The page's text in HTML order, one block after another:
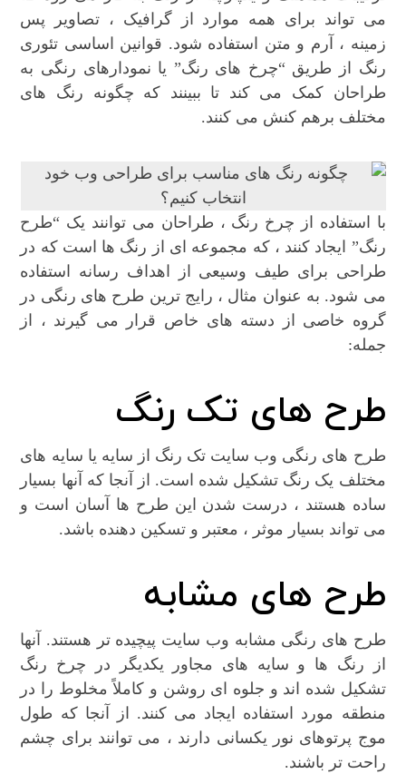
می تواند برای همه موارد از گرافیک ، تصاویر پس
زمینه ، آرم و متن استفاده شود. قوانین اساسی تئوری
رنگ از طریق “چرخ های رنگ” یا نمودارهای رنگی به
طراحان کمک می کند تا ببینند که چگونه رنگ های
مختلف برهم کنش می کنند.
با استفاده از چرخ رنگ ، طراحان می توانند یک “طرح
رنگ” ایجاد کنند ، که مجموعه ای از رنگ ها است که در
طراحی برای طیف وسیعی از اهداف رسانه استفاده
می شود. به عنوان مثال ، رایج ترین طرح های رنگی در
گروه خاصی از دسته های خاص قرار می گیرند ، از
جمله:
طرح های تک رنگ
طرح های رنگی وب سایت تک رنگ از سایه یا سایه های
مختلف یک رنگ تشکیل شده است. از آنجا که آنها بسیار
ساده هستند ، درست شدن این طرح ها آسان است و
می تواند بسیار موثر ، معتبر و تسکین دهنده باشد.
طرح های مشابه
طرح های رنگی مشابه وب سایت پیچیده تر هستند. آنها
از رنگ ها و سایه های مجاور یکدیگر در چرخ رنگ
تشکیل شده اند و جلوه ای روشن و کاملاً مخلوط را در
منطقه مورد استفاده ایجاد می کنند. از آنجا که طول
موج پرتوهای نور یکسانی دارند ، می توانند برای چشم
راحت تر باشند.